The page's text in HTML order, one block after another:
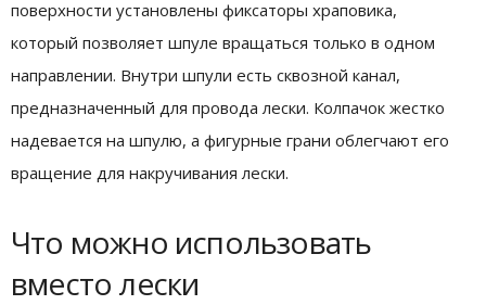
поверхности установлены фиксаторы храповика,
который позволяет шпуле вращаться только в одном
направлении. Внутри шпули есть сквозной канал,
предназначенный для провода лески. Колпачок жестко
надевается на шпулю, а фигурные грани облегчают его
вращение для накручивания лески.
Что можно использовать
вместо лески